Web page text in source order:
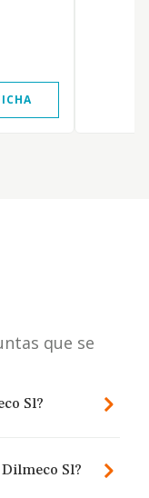
que se
Sl?
Sl?